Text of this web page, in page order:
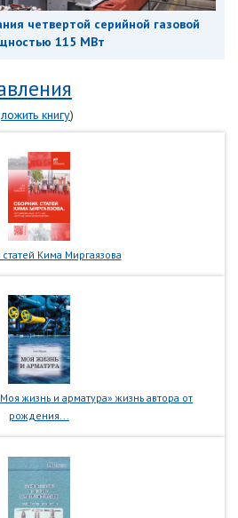
четвертой серийной газовой
115 МВт
книгу)
Кима Миргаязова
жизнь и арматура» жизнь автора от
рождения...